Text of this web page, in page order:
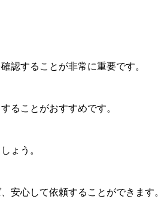
認することが非常に重要です。
ることがおすすめです。
ょう。
安心して依頼することができます。